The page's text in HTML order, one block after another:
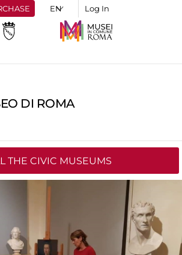
Log In
DI ROMA
THE CIVIC MUSEUMS